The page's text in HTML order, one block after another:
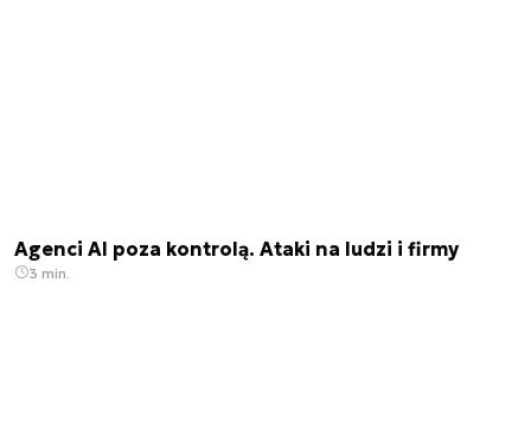
Agenci AI poza kontrolą. Ataki na ludzi i firmy
3 min.